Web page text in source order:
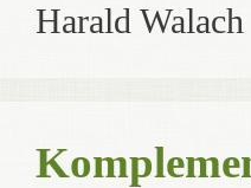
Harald Walach